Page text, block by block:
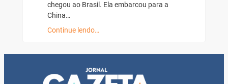
chegou ao Brasil. Ela embarcou para a
China…
Continue lendo…